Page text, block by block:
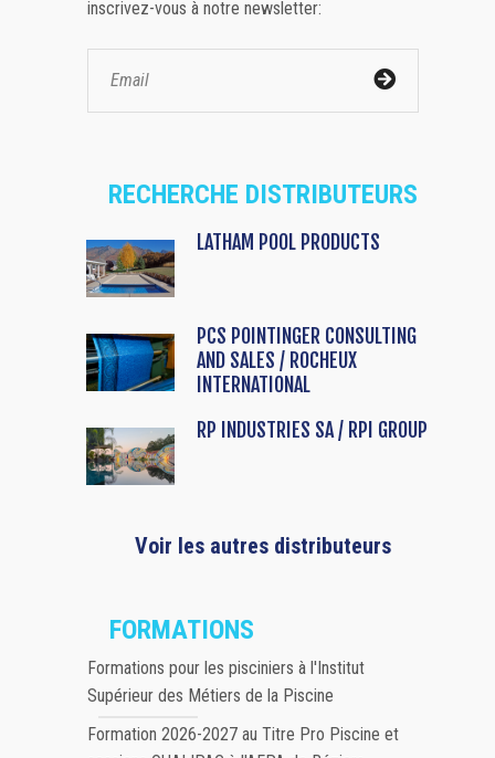
inscrivez-vous à notre newsletter:
RECHERCHE DISTRIBUTEURS
LATHAM POOL PRODUCTS
PCS POINTINGER CONSULTING
AND SALES / ROCHEUX
INTERNATIONAL
RP INDUSTRIES SA / RPI GROUP
Voir les autres distributeurs
FORMATIONS
Formations pour les pisciniers à l'Institut
Supérieur des Métiers de la Piscine
Formation 2026-2027 au Titre Pro Piscine et